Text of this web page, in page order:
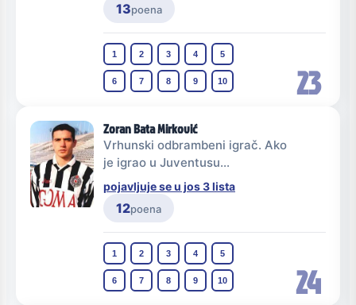
23
13poena
1 2 3 4 5
6 7 8 9 10
24
Zoran Bata Mirković
Vrhunski odbrambeni igrač. Ako
je igrao u Juventusu...
pojavljuje se u jos 3 lista
12poena
1 2 3 4 5
6 7 8 9 10